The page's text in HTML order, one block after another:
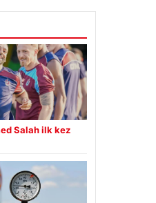
Salah ilk kez